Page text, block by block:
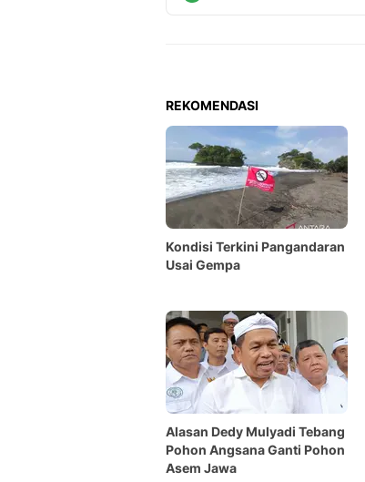
REKOMENDASI
Kondisi Terkini Pangandaran
Usai Gempa
Alasan Dedy Mulyadi Tebang
Pohon Angsana Ganti Pohon
Asem Jawa